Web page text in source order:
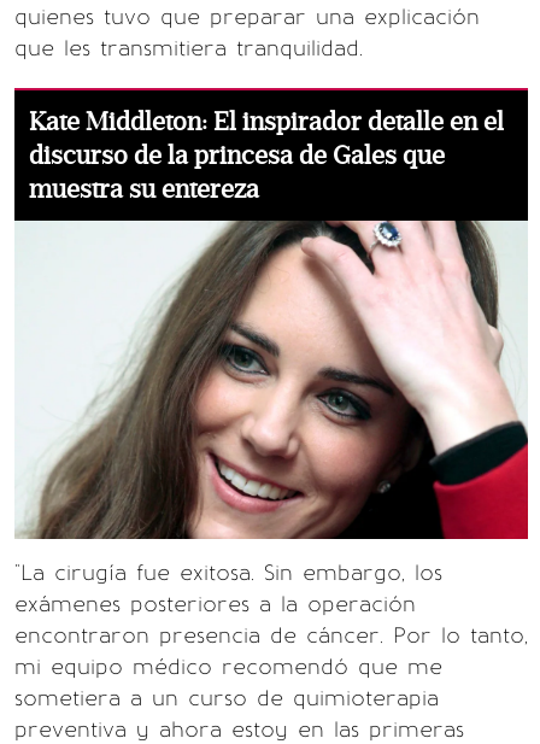
quienes tuvo que preparar una explicación
que les transmitiera tranquilidad.
Kate Middleton: El inspirador detalle en el
discurso de la princesa de Gales que
muestra su entereza
"La cirugía fue exitosa. Sin embargo, los
exámenes posteriores a la operación
encontraron presencia de cáncer. Por lo tanto,
mi equipo médico recomendó que me
sometiera a un curso de quimioterapia
preventiva y ahora estoy en las primeras